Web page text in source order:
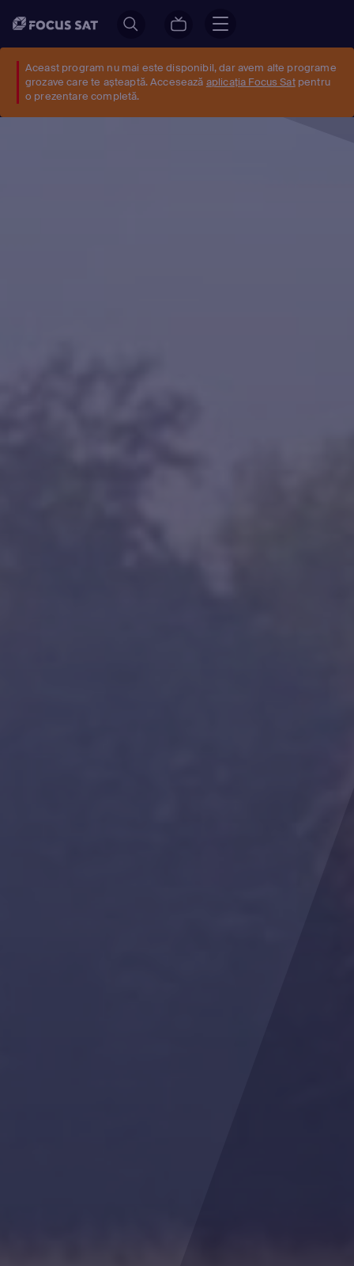
Aceast program nu mai este disponibil, dar avem alte programe
grozave care te așteaptă. Accesează aplicația Focus Satpentru
o prezentare completă.